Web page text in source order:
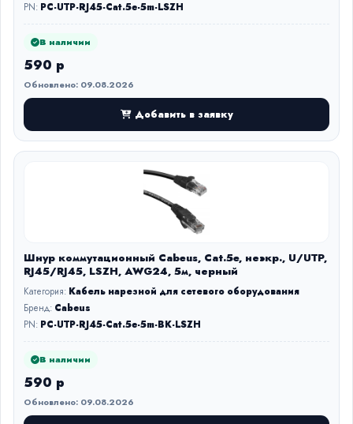
PN: PC-UTP-RJ45-Cat.5e-5m-LSZH
В наличии
590 р
Обновлено: 09.08.2026
Добавить в заявку
Шнур коммутационный Cabeus, Cat.5e, неэкр., U/UTP,
RJ45/RJ45, LSZH, AWG24, 5м, черный
Категория: Кабель нарезной для сетевого оборудования
Бренд: Cabeus
PN: PC-UTP-RJ45-Cat.5e-5m-BK-LSZH
В наличии
590 р
Обновлено: 09.08.2026